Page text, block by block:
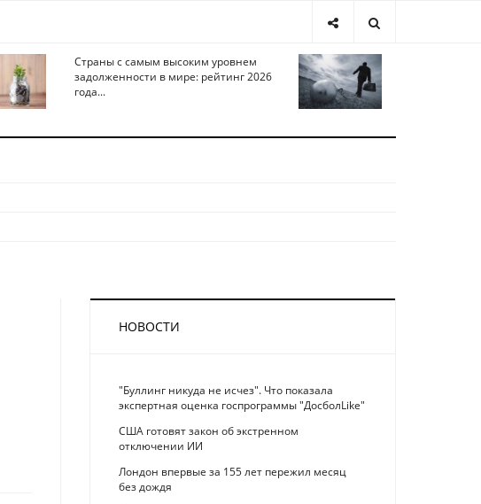
Страны с самым высоким уровнем
задолженности в мире: рейтинг 2026
года...
НОВОСТИ
"Буллинг никуда не исчез". Что показала
экспертная оценка госпрограммы "ДосболLike"
США готовят закон об экстренном
отключении ИИ
Лондон впервые за 155 лет пережил месяц
без дождя